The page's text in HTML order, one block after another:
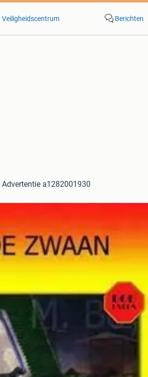
Veiligheidscentrum Berichten
Advertentie a1282001930